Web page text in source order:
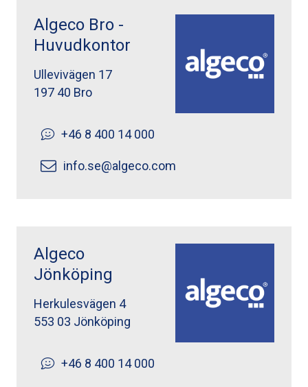
Algeco Bro -
Huvudkontor
Ullevivägen 17
197 40 Bro
+46 8 400 14 000
info.se@algeco.com
Algeco
Jönköping
Herkulesvägen 4
553 03 Jönköping
+46 8 400 14 000